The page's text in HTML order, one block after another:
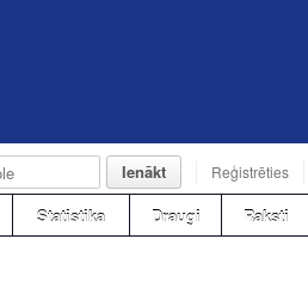
Ienākt Reģistrēties
Statistika Draugi Raksti